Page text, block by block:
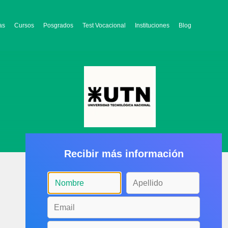
Cursos Posgrados Test Vocacional Instituciones Blog
Recibir más información